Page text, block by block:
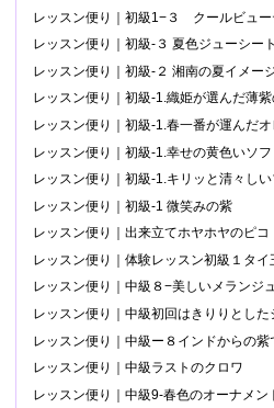
レッスン便り｜初級1−３ クールビュー
レッスン便り｜初級-３ 夏色ジューシー
レッスン便り｜初級-２ 湘南の夏イメー
レッスン便り｜初級-1.織姫が選んだ薄
レッスン便り｜初級-1.春一番が運んだ
レッスン便り｜初級-1.幸せの黄色いソ
レッスン便り｜初級-1.キリッと清々し
レッスン便り｜初級-1 微笑みの紫
レッスン便り｜出来立てホヤホヤのピコ
レッスン便り｜体験レッスン初級１タ
レッスン便り｜中級８−美しいメランジ
レッスン便り｜中級初回はきりりとした
レッスン便り｜中級ー８インドからの紫
レッスン便り｜中級ラストのクロワ
レッスン便り｜中級9-春色のオーナメン